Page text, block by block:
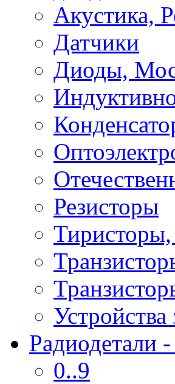
Акустика,
Датчики
Диоды,
Резисторы
Радиодетали
0..9